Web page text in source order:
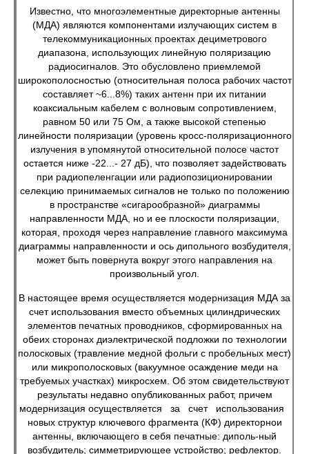
Известно, что многоэлементные директорные антенны
(МДА) являются компонентами излучающих систем в
телекоммуникационных проектах дециметрового
диапазона, использующих линейную поляризацию
радиосигналов. Это обусловлено приемлемой
широкополосностью (относительная полоса рабочих частот
составляет ~6...8%) таких антенн при их питании
коаксиальным кабелем с волновым сопротивлением,
равном 50 или 75 Ом, а также высокой степенью
линейности поляризации (уровень кросс-поляризационного
излучения в упомянутой относительной полосе частот
остается ниже -22...- 27 дБ), что позволяет задействовать
при радиопеленгации или радиопозиционировании
селекцию принимаемых сигналов не только по положению
в пространстве «сигарообразной» диаграммы
направленности МДА, но и ее плоскости поляризации,
которая, проходя через направление главного максимума
диаграммы направленности и ось дипольного возбудителя,
может быть повернута вокруг этого направления на
произвольный угол.
В настоящее время осуществляется модернизация МДА за
счет использования вместо объемных цилиндрических
элементов печатных проводников, сформированных на
обеих сторонах диэлектрической подложки по технологии
полосковых (травление медной фольги с пробельных мест)
или микрополосковых (вакуумное осаждение меди на
требуемых участках) микросхем. Об этом свидетельствуют
результаты недавно опубликованных работ, причем
модернизация осуществляется за счет использования
новых структур ключевого фрагмента (КФ) директорнои
антенны, включающего в себя печатные: диполь-ный
возбудитель; симметрирующее устройство; рефлектор.